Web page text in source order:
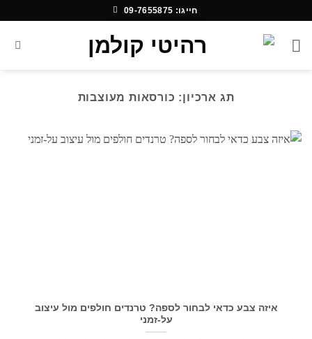
content
חייגו: 09-7655875
תג ארכיון: כורסאות מעוצבות
איזה צבע כדאי לבחור לספה? טרנדים חולפים מול עיצוב
על-זמני